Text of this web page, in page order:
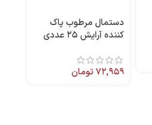
دستمال مرطوب پاک
کننده آرایش ۲۵ عددی
۷۲,۹۵۹تومان